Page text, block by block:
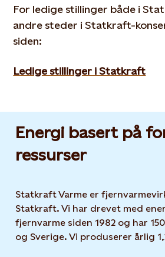
For ledige stillinger både i
andre steder i Statkraft-
siden:
Ledige stillinger i Statkraft
Energi basert på
ressurser
Statkraft Varme er
Statkraft. Vi har drevet med
fjernvarme siden 1982 og har
og Sverige. Vi produserer årlig